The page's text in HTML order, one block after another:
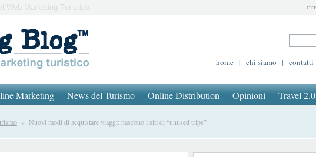
Marketing Turistico
home | chi siamo | contatti
Marketing News del Turismo Online Distribution Opinioni Travel 2.0
» Nuovi modi di acquistare viaggi: nascono i siti di “unused trips”